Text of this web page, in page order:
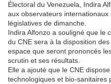
Électoral du Venezuela, Indira
aux observateurs
législatives de dimanche.
Indira Alfonzo a souligné que le
du CNE sera à la disposition
espace que seront prononcés
scrutin et ses résultats.
Elle a ajouté que le CNE
technologiques et bio-sanitaires